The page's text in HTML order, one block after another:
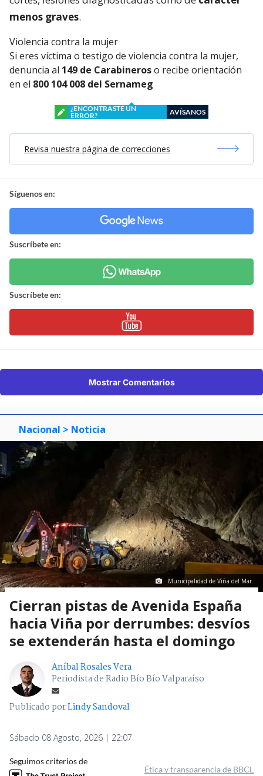
menos graves.
Violencia contra la mujer
Si eres víctima o testigo de violencia contra la mujer,
denuncia al 149 de Carabineroso recibe orientación
en el 800 104 008 del Sernameg
¿ENCONTRASTE UN
ERROR?
AVÍSANOS
Revisa nuestra página de correcciones
Síguenos en:
Suscríbete en:
Suscríbete en:
Mostrar Comentarios
Nacional > Noticia
Municipalidad de Viña del Mar.
Cierran pistas de Avenida España
hacia Viña por derrumbes: desvíos
se extenderán hasta el domingo
Aníbal Rosales Vera
Periodista de Radio Bío Bío Valparaíso
Publicado porLindy Sandoval
Sábado 08 Agosto, 2026 | 22:07
Seguimos criterios de
Ética y transparencia de BBCL